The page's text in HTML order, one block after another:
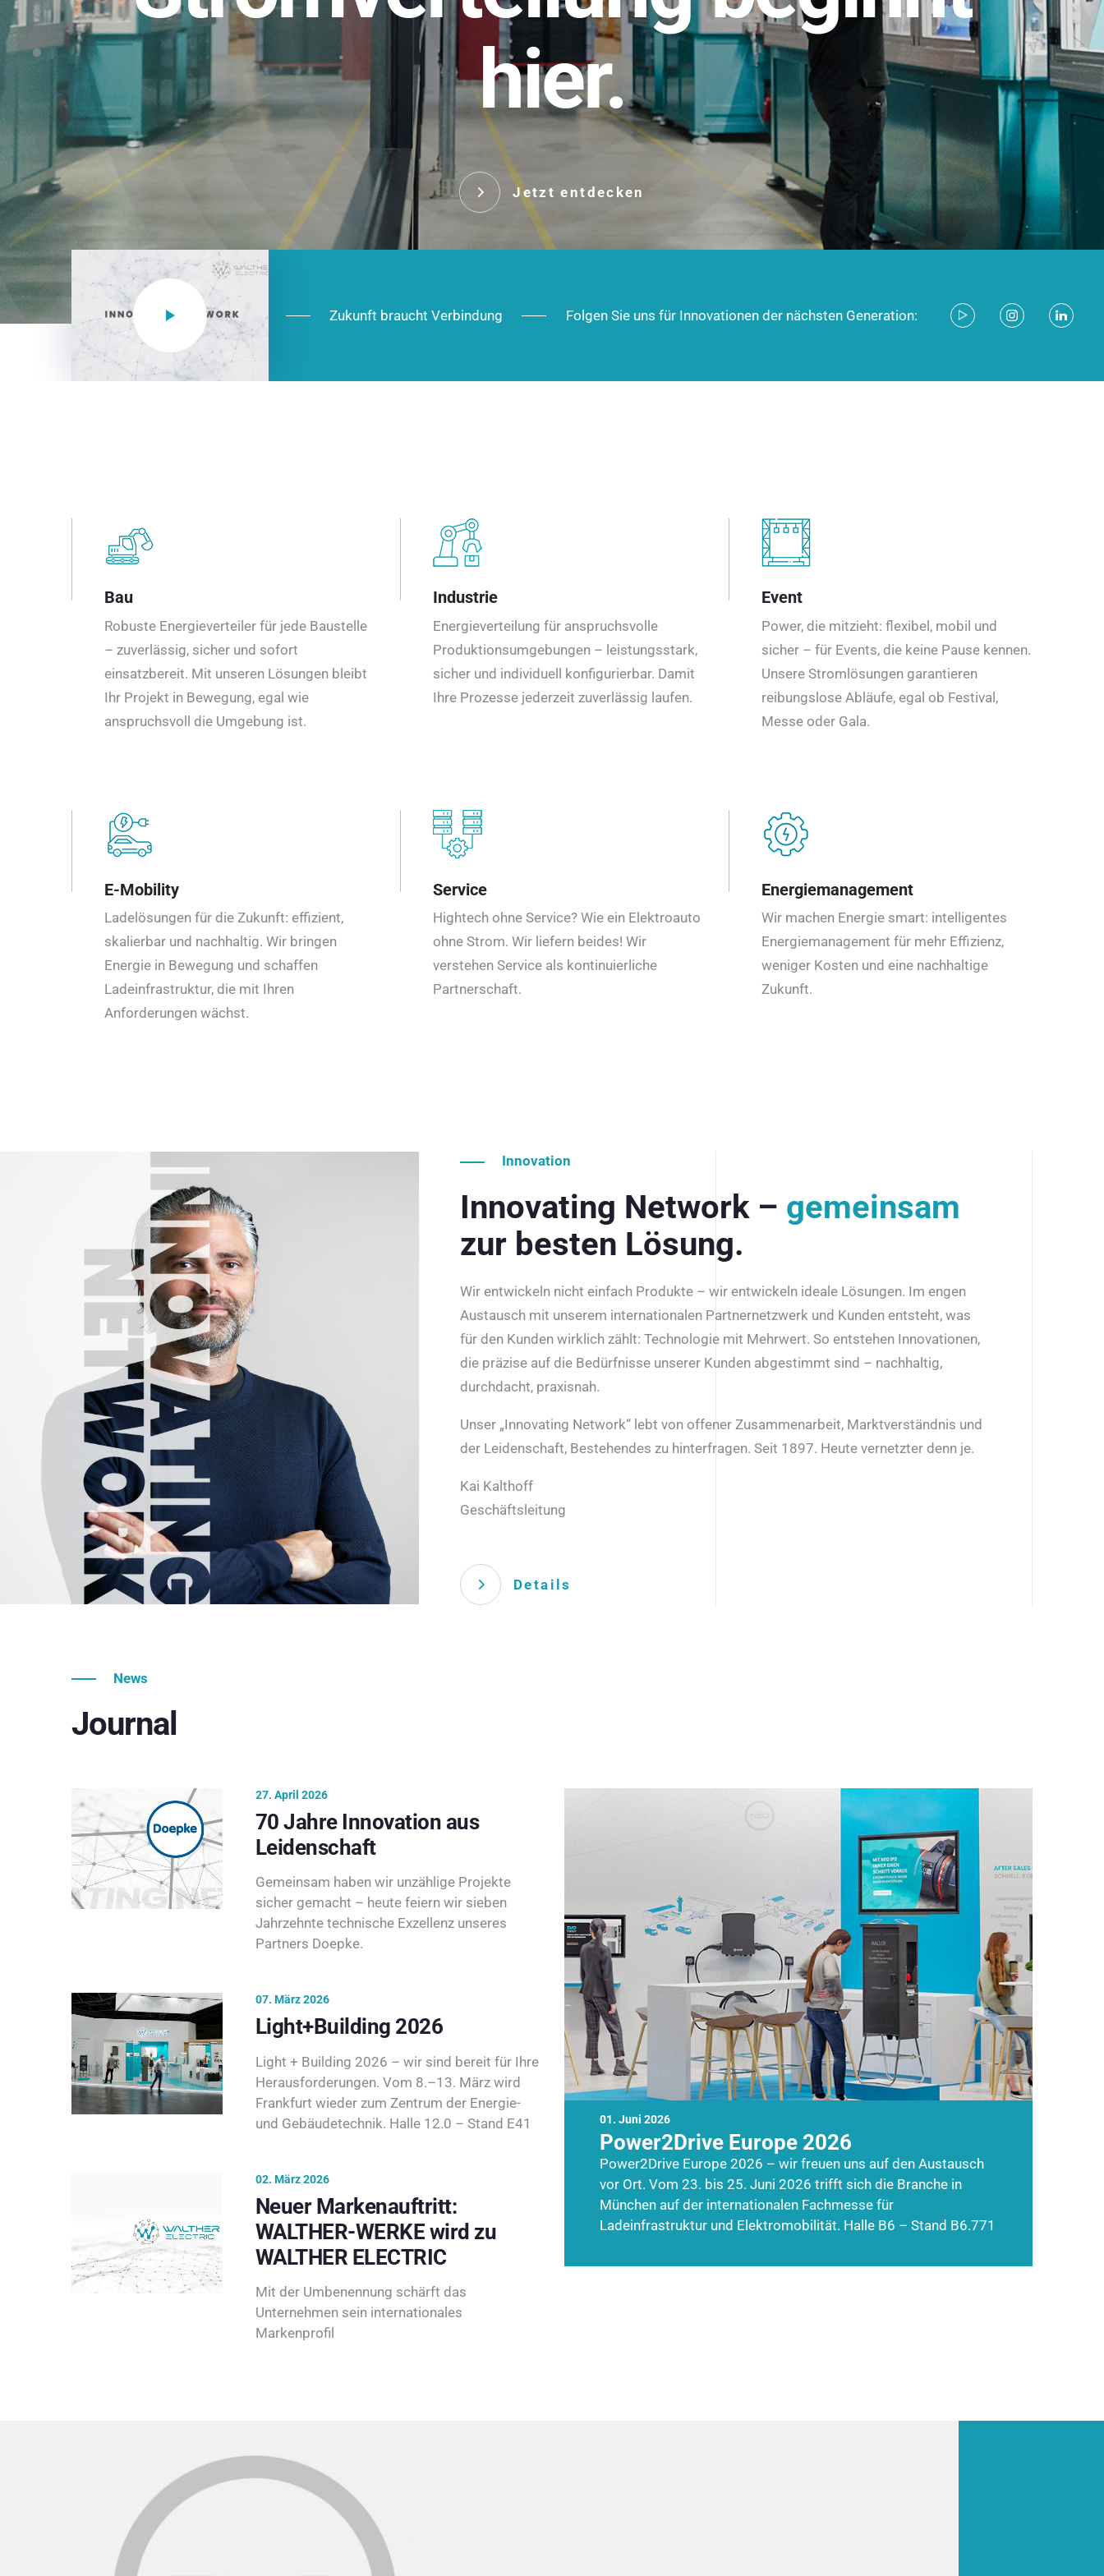
hier.
Jetzt entdecken
NEO CEE: Energieverteilung mit System. Robust im Alltag,
effizient in der Installation, zukunftsfähig im Ausbau.
Das innovative Stecksystem für industrielle Anwendungen –
robust, IP-geschützt und zukunftsfähig.
Jetzt entdecken
Zukunft braucht Verbindung Folgen Sie uns für Innovationen der nächsten Generation:
Bau
Robuste Energieverteiler für jede Baustelle
– zuverlässig, sicher und sofort
einsatzbereit. Mit unseren Lösungen bleibt
Ihr Projekt in Bewegung, egal wie
anspruchsvoll die Umgebung ist.
Industrie
Energieverteilung für anspruchsvolle
Produktionsumgebungen – leistungsstark,
sicher und individuell konfigurierbar. Damit
Ihre Prozesse jederzeit zuverlässig laufen.
Event
Power, die mitzieht: flexibel, mobil und
sicher – für Events, die keine Pause kennen.
Unsere Stromlösungen garantieren
reibungslose Abläufe, egal ob Festival,
Messe oder Gala.
E-Mobility
Ladelösungen für die Zukunft: effizient,
skalierbar und nachhaltig. Wir bringen
Energie in Bewegung und schaffen
Ladeinfrastruktur, die mit Ihren
Anforderungen wächst.
Service
Hightech ohne Service? Wie ein Elektroauto
ohne Strom. Wir liefern beides! Wir
verstehen Service als kontinuierliche
Partnerschaft.
Energiemanagement
Wir machen Energie smart: intelligentes
Energiemanagement für mehr Effizienz,
weniger Kosten und eine nachhaltige
Zukunft.
Innovation
Innovating Network – gemeinsam
zur besten Lösung.
Wir entwickeln nicht einfach Produkte – wir entwickeln ideale Lösungen. Im engen
Austausch mit unserem internationalen Partnernetzwerk und Kunden entsteht, was
für den Kunden wirklich zählt: Technologie mit Mehrwert. So entstehen Innovationen,
die präzise auf die Bedürfnisse unserer Kunden abgestimmt sind – nachhaltig,
durchdacht, praxisnah.
Unser „Innovating Network“ lebt von offener Zusammenarbeit, Marktverständnis und
der Leidenschaft, Bestehendes zu hinterfragen. Seit 1897. Heute vernetzter denn je.
Kai Kalthoff
Geschäftsleitung
Details
News
Journal
01. Juni 2026
Power2Drive Europe 2026
Power2Drive Europe 2026 – wir freuen uns auf den Austausch
vor Ort. Vom 23. bis 25. Juni 2026 trifft sich die Branche in
München auf der internationalen Fachmesse für
Ladeinfrastruktur und Elektromobilität. Halle B6 – Stand B6.771
27. April 2026
70 Jahre Innovation aus
Leidenschaft
Gemeinsam haben wir unzählige Projekte
sicher gemacht – heute feiern wir sieben
Jahrzehnte technische Exzellenz unseres
Partners Doepke.
07. März 2026
Light+Building 2026
Light + Building 2026 – wir sind bereit für Ihre
Herausforderungen. Vom 8.–13. März wird
Frankfurt wieder zum Zentrum der Energie-
und Gebäudetechnik. Halle 12.0 – Stand E41
02. März 2026
Neuer Markenauftritt:
WALTHER-WERKE wird zu
WALTHER ELECTRIC
Mit der Umbenennung schärft das
Unternehmen sein internationales
Markenprofil